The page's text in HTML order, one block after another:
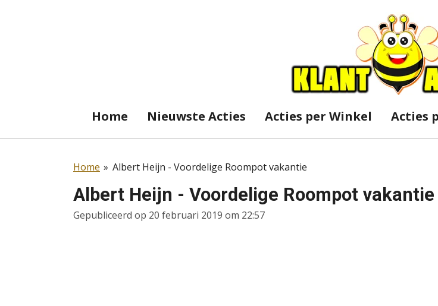
Home Nieuwste Acties Acties per Winkel Acties
Home » Albert Heijn - Voordelige Roompot vakantie
Albert Heijn - Voordelige Roompot vakantie
Gepubliceerd op 20 februari 2019 om 22:57